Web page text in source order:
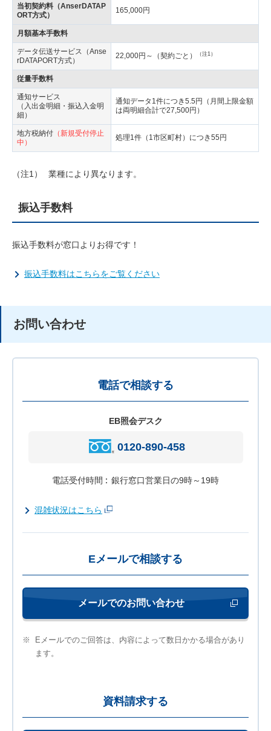
当初契約料（AnserDATAP
ORT方式）
165,000円
月額基本手数料
データ伝送サービス（Anse
rDATAPORT方式）
22,000円～（契約ごと） （注1）
従量手数料
通知サービス
（入出金明細・振込入金明
細）
通知データ1件につき5.5円（月間上限金額
は両明細合計で27,500円）
地方税納付 （新規受付停止
中）
処理1件（1市区町村）につき55円
（注1） 業種により異なります。
振込手数料
振込手数料が窓口よりお得です！
振込手数料はこちらをご覧ください
お問い合わせ
電話で相談する
EB照会デスク
0120-890-458
電話受付時間 銀行窓口営業日の9時～19時
混雑状況はこちら
Eメールで相談する
メールでのお問い合わせ 新しいウィン
※
Eメールでのご回答は、内容によって数日かかる場合があり
ます。
資料請求する